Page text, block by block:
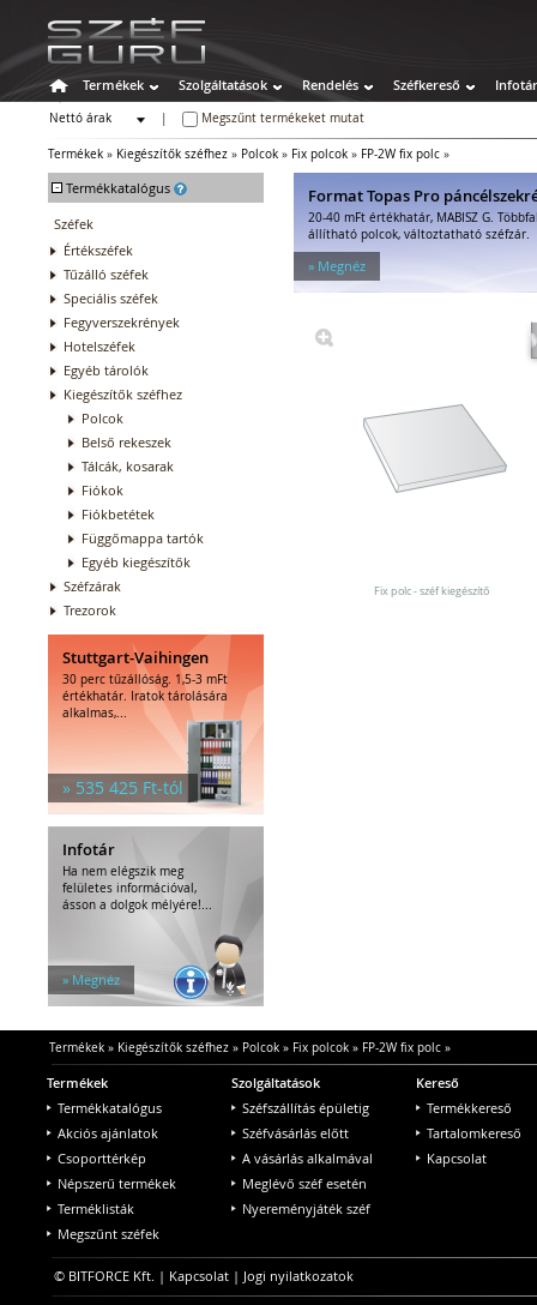
Termékek Szolgáltatások Rendelés Széfkereső Infotár
Nettó árak
Megszűnt termékeket mutat
Termékek » Kiegészítők széfhez » Polcok » Fix polcok » FP-2W fix polc »
- Termékkatalógus
Széfek
Értékszéfek
Tűzálló széfek
Speciális széfek
Fegyverszekrények
Hotelszéfek
Egyéb tárolók
Kiegészítők széfhez
Polcok
Belső rekeszek
Tálcák, kosarak
Fiókok
Fiókbetétek
Függőmappa tartók
Egyéb kiegészítők
Széfzárak
Trezorok
Stuttgart-Vaihingen
30 perc tűzállóság. 1,5-3 mFt
értékhatár. Iratok tárolására
alkalmas,...
» 535 425 Ft-tól
Infotár
Ha nem elégszik meg
felületes információval,
ásson a dolgok mélyére!...
» Megnéz
Format Topas Pro
20-40 mFt értékhatár, MABISZ G.
állítható polcok, változtatható széfzár.
» Megnéz
Fix polc - széf kiegészítő
Termékek» Kiegészítők széfhez» Polcok» Fix polcok» FP-2W fix polc»
Termékek
Termékkatalógus
Akciós ajánlatok
Csoporttérkép
Népszerű termékek
Terméklisták
Megszűnt széfek
Szolgáltatások
Széfszállítás épületig
Széfvásárlás előtt
A vásárlás alkalmával
Meglévő széf esetén
Nyereményjáték széf
Kereső
Termékkereső
Tartalomkereső
Kapcsolat
© BITFORCE Kft. | Kapcsolat | Jogi nyilatkozatok